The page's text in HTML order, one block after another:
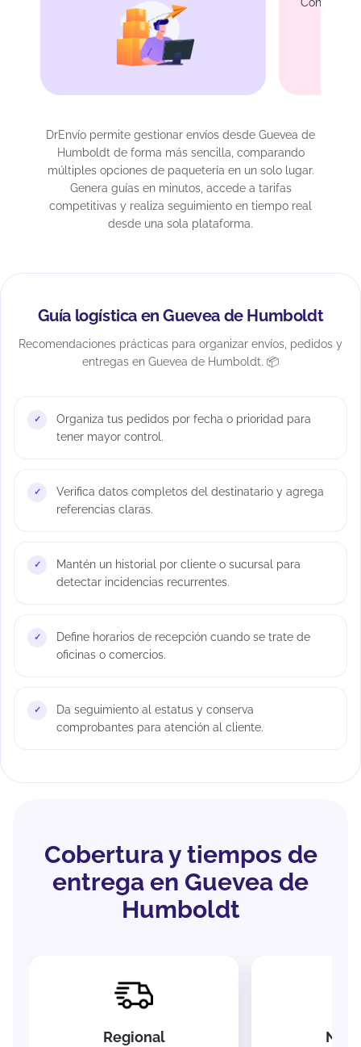
DrEnvío permite gestionar envíos desde Guevea de
Humboldt de forma más sencilla, comparando
múltiples opciones de paquetería en un solo lugar.
Genera guías en minutos, accede a tarifas
competitivas y realiza seguimiento en tiempo real
desde una sola plataforma.
Guía logística en Guevea de Humboldt
Recomendaciones prácticas para organizar envíos, pedidos y
entregas en Guevea de Humboldt. 📦
Organiza tus pedidos por fecha o prioridad para
tener mayor control.
Verifica datos completos del destinatario y agrega
referencias claras.
Mantén un historial por cliente o sucursal para
detectar incidencias recurrentes.
Define horarios de recepción cuando se trate de
oficinas o comercios.
Da seguimiento al estatus y conserva
comprobantes para atención al cliente.
Cobertura y tiempos de
entrega en Guevea de
Humboldt
Regional